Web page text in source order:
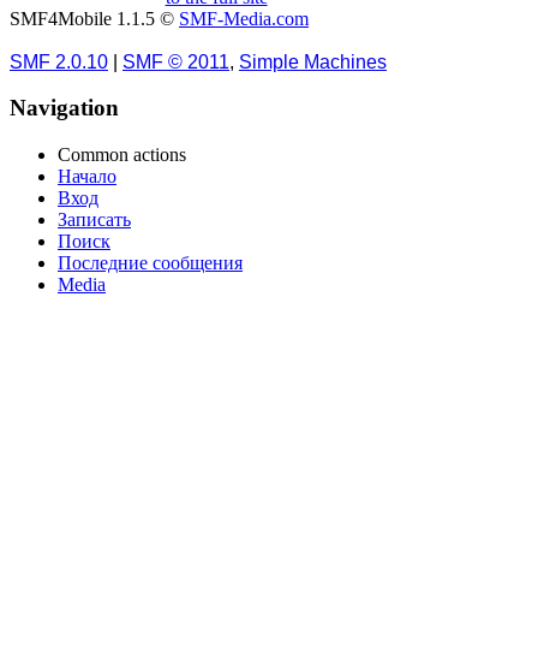
SMF4Mobile 1.1.5 © SMF-Media.com
SMF 2.0.10 SMF © 2011, Simple Machines
Navigation
Common actions
Начало
Вход
Записать
Поиск
Последние сообщения
Media